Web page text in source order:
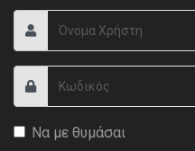
Να με θυμάσαι